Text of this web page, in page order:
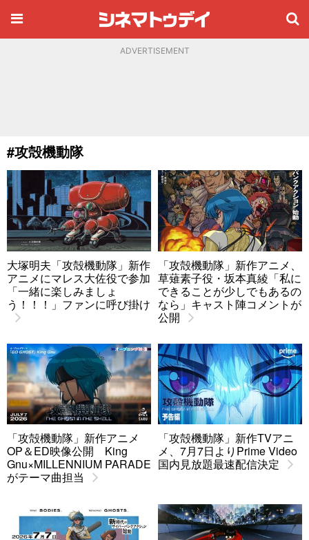
ADVERTISEMENT
#攻殻機動隊
大塚明夫「攻殻機動隊」新作
アニメにマレス大佐役で参加
「一緒に楽しみましょ
う！！！」ファンに呼び掛け
「攻殻機動隊」新作アニメ、
草薙素子役・坂本真綾「私に
できることが少しでもあるの
なら」キャスト陣コメントが
公開
「攻殻機動隊」新作アニメ
OP＆ED映像公開 King
Gnu×MILLENNIUM PARADE
がテーマ曲担当
「攻殻機動隊」新作TVアニ
メ、7月7日よりPrime Video
国内見放題最速配信決定